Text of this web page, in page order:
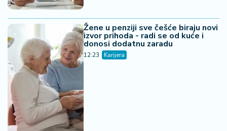
Žene u penziji sve češće biraju novi
izvor prihoda - radi se od kuće i
donosi dodatnu zaradu
12:23 Karijera